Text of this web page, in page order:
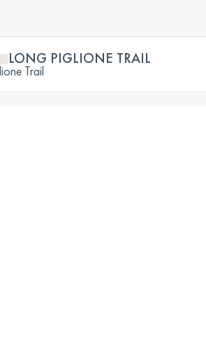
LONG PIGLIONE TRAIL
Trail